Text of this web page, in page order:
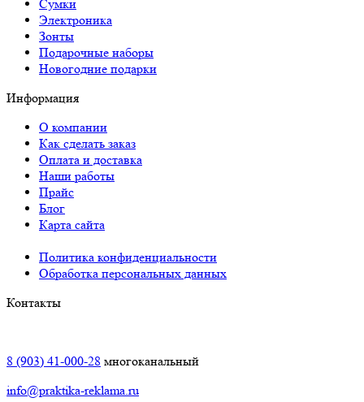
Сумки
Электроника
Зонты
Подарочные наборы
Новогодние подарки
Информация
О компании
Как сделать заказ
Оплата и доставка
Наши работы
Прайс
Блог
Карта сайта
Политика конфиденциальности
Обработка персональных данных
Контакты
8 (903) 41-000-28 многоканальный
info@praktika-reklama.ru